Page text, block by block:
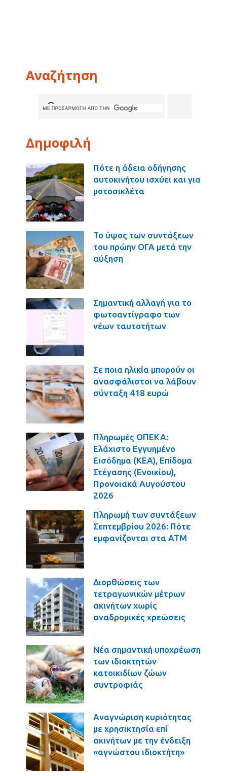
Αναζήτηση
Δημοφιλή
Πότε η άδεια οδήγησης
αυτοκινήτου ισχύει και για
μοτοσικλέτα
Το ύψος των συντάξεων
του πρώην ΟΓΑ μετά την
αύξηση
Σημαντική αλλαγή για το
φωτοαντίγραφο των
νέων ταυτοτήτων
Σε ποια ηλικία μπορούν οι
ανασφάλιστοι να λάβουν
σύνταξη 418 ευρώ
Πληρωμές ΟΠΕΚΑ:
Ελάχιστο Εγγυημένο
Εισόδημα (ΚΕΑ), Επίδομα
Στέγασης (Ενοικίου),
Προνοιακά Αυγούστου
2026
Πληρωμή των συντάξεων
Σεπτεμβρίου 2026: Πότε
εμφανίζονται στα ΑΤΜ
Διορθώσεις των
τετραγωνικών μέτρων
ακινήτων χωρίς
αναδρομικές χρεώσεις
Νέα σημαντική υποχρέωση
των ιδιοκτητών
κατοικιδίων ζώων
συντροφιάς
Αναγνώριση κυριότητας
με χρησικτησία επί
ακινήτων με την ένδειξη
«αγνώστου ιδιοκτήτη»